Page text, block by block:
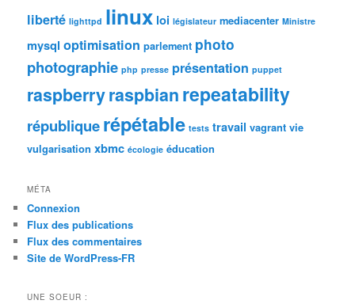
liberté lighttpd linux loi législateur mediacenter Ministre
mysql optimisation parlement photo
photographie php presse présentation puppet
raspberryraspbianrepeatability
républiquerépétable tests travail vagrant vie
vulgarisation xbmc écologie éducation
MÉTA
Connexion
Flux des publications
Flux des commentaires
Site de WordPress-FR
UNE SOEUR :